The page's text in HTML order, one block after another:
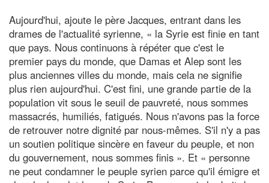
Aujourd'hui, ajoute le père Jacques, entrant dans les
drames de l'actualité syrienne, « la Syrie est finie en tant
que pays. Nous continuons à répéter que c'est le
premier pays du monde, que Damas et Alep sont les
plus anciennes villes du monde, mais cela ne signifie
plus rien aujourd'hui. C'est fini, une grande partie de la
population vit sous le seuil de pauvreté, nous sommes
massacrés, humiliés, fatigués. Nous n'avons pas la force
de retrouver notre dignité par nous-mêmes. S'il n'y a pas
un soutien politique sincère en faveur du peuple, et non
du gouvernement, nous sommes finis ». Et « personne
ne peut condamner le peuple syrien parce qu'il émigre et